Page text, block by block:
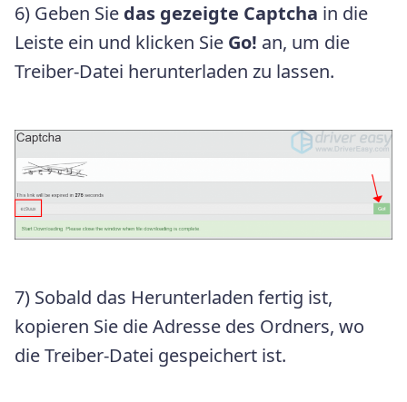
6) Geben Sie das gezeigte Captcha in die
Leiste ein und klicken Sie Go! an, um die
Treiber-Datei herunterladen zu lassen.
7) Sobald das Herunterladen fertig ist,
kopieren Sie die Adresse des Ordners, wo
die Treiber-Datei gespeichert ist.